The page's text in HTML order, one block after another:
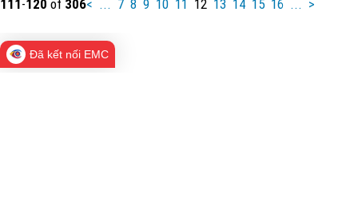
111 -120 of 306< ... 7 8 9 10 11 12 13 14 15 16 ... >
Đã kết nối EMC